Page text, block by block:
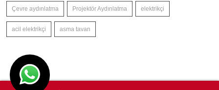
Çevre aydınlatma Projektör Aydınlatma elektrikçi
acil elektrikçi asma tavan